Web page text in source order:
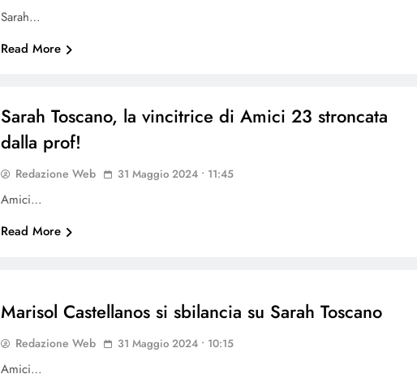
Sarah…
Read More
Sarah Toscano, la vincitrice di Amici 23 stroncata
dalla prof!
Redazione Web 31 Maggio 2024 • 11:45
Amici…
Read More
Marisol Castellanos si sbilancia su Sarah Toscano
Redazione Web 31 Maggio 2024 • 10:15
Amici…